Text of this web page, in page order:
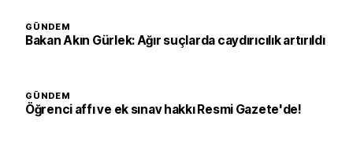
GÜNDEM
Bakan Akın Gürlek: Ağır suçlarda caydırıcılık artırıldı
GÜNDEM
Öğrenci affı ve ek sınav hakkı Resmi Gazete'de!